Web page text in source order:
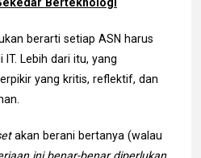
berarti setiap ASN harus
Lebih dari itu, yang
yang kritis, reflektif, dan
akan berani bertanya (walau
ini benar-benar diperlukan,